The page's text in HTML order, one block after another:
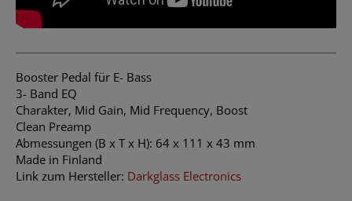
Booster Pedal für E- Bass
3- Band EQ
Charakter, Mid Gain, Mid Frequency, Boost
Clean Preamp
Abmessungen (B x T x H): 64 x 111 x 43 mm
Made in Finland
Link zum Hersteller: Darkglass Electronics